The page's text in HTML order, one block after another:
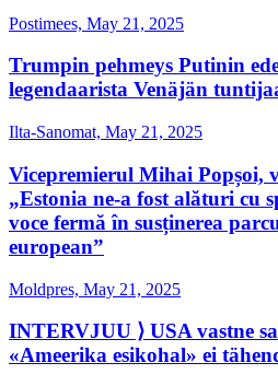
Postimees, May 21, 2025
Trumpin pehmeys Putinin
legendaarista Venäjän
Ilta-Sanomat, May 21, 2025
Vicepremierul Mihai Popșoi,
„Estonia ne-a fost alături cu
voce fermă în susținerea
european”
Moldpres, May 21, 2025
INTERVJUU ⟩ USA vastne
«Ameerika esikohal» ei